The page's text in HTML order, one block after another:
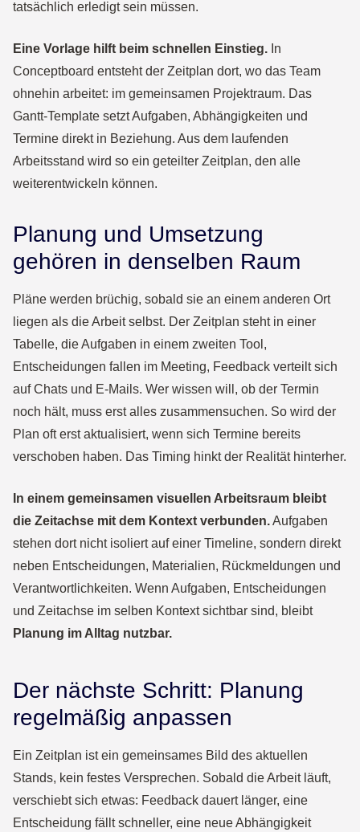
tatsächlich erledigt sein müssen.
Eine Vorlage hilft beim schnellen Einstieg. In
Conceptboard entsteht der Zeitplan dort, wo das Team
ohnehin arbeitet: im gemeinsamen Projektraum. Das
Gantt-Template setzt Aufgaben, Abhängigkeiten und
Termine direkt in Beziehung. Aus dem laufenden
Arbeitsstand wird so ein geteilter Zeitplan, den alle
weiterentwickeln können.
Planung und Umsetzung
gehören in denselben Raum
Pläne werden brüchig, sobald sie an einem anderen Ort
liegen als die Arbeit selbst. Der Zeitplan steht in einer
Tabelle, die Aufgaben in einem zweiten Tool,
Entscheidungen fallen im Meeting, Feedback verteilt sich
auf Chats und E-Mails. Wer wissen will, ob der Termin
noch hält, muss erst alles zusammensuchen. So wird der
Plan oft erst aktualisiert, wenn sich Termine bereits
verschoben haben. Das Timing hinkt der Realität hinterher.
In einem gemeinsamen visuellen Arbeitsraum bleibt
die Zeitachse mit dem Kontext verbunden.Aufgaben
stehen dort nicht isoliert auf einer Timeline, sondern direkt
neben Entscheidungen, Materialien, Rückmeldungen und
Verantwortlichkeiten. Wenn Aufgaben, Entscheidungen
und Zeitachse im selben Kontext sichtbar sind, bleibt
Planung im Alltag nutzbar.
Der nächste Schritt: Planung
regelmäßig anpassen
Ein Zeitplan ist ein gemeinsames Bild des aktuellen
Stands, kein festes Versprechen. Sobald die Arbeit läuft,
verschiebt sich etwas: Feedback dauert länger, eine
Entscheidung fällt schneller, eine neue Abhängigkeit